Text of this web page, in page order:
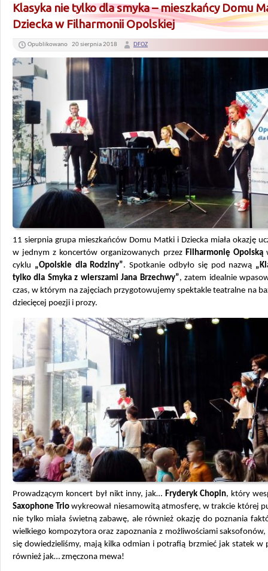
Klasyka nie tylko dla smyka – mieszkańcy Domu
Dziecka w Filharmonii Opolskiej
Opublikowano 20 sierpnia 2018 DFOZ
11 sierpnia grupa mieszkańców Domu Matki i Dziecka miała okazję
w jednym z koncertów organizowanych przez Filharmonię Opolską
cyklu „Opolskie dla Rodziny”. Spotkanie odbyło się pod nazwą
tylko dla Smyka z wierszami Jana Brzechwy”, zatem idealnie
czas, w którym na zajęciach przygotowujemy spektakle teatralne na
dziecięcej poezji i prozy.
Prowadzącym koncert był nikt inny, jak… Fryderyk Chopin, który
Saxophone Trio wykreował niesamowitą atmosferę, w trakcie której
nie tylko miała świetną zabawę, ale również okazję do poznania
wielkiego kompozytora oraz zapoznania z możliwościami
się dowiedzieliśmy, mają kilka odmian i potrafią brzmieć jak statek w
również jak… zmęczona mewa!